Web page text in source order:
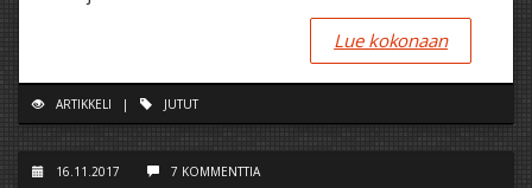
Lue kokonaan
ARTIKKELI | JUTUT
16.11.2017 7 KOMMENTTIA